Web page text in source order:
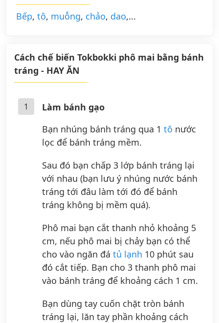
Bếp, tô, muỗng, chảo, dao,...
Cách chế biến Tokbokki phô mai bằng bánh
tráng - HAY ĂN
1
Làm bánh gạo
Bạn nhúng bánh tráng qua 1 tô nước
lọc để bánh tráng mềm.
Sau đó bạn chấp 3 lớp bánh tráng lại
với nhau (bạn lưu ý nhúng nước bánh
tráng tới đâu làm tới đó để bánh
tráng không bị mềm quá).
Phô mai bạn cắt thanh nhỏ khoảng 5
cm, nếu phô mai bị chảy bạn có thể
cho vào ngăn đá tủ lạnh 10 phút sau
đó cắt tiếp. Bạn cho 3 thanh phô mai
vào bánh tráng để khoảng cách 1 cm.
Bạn dùng tay cuốn chặt tròn bánh
tráng lại, lăn tay phần khoảng cách